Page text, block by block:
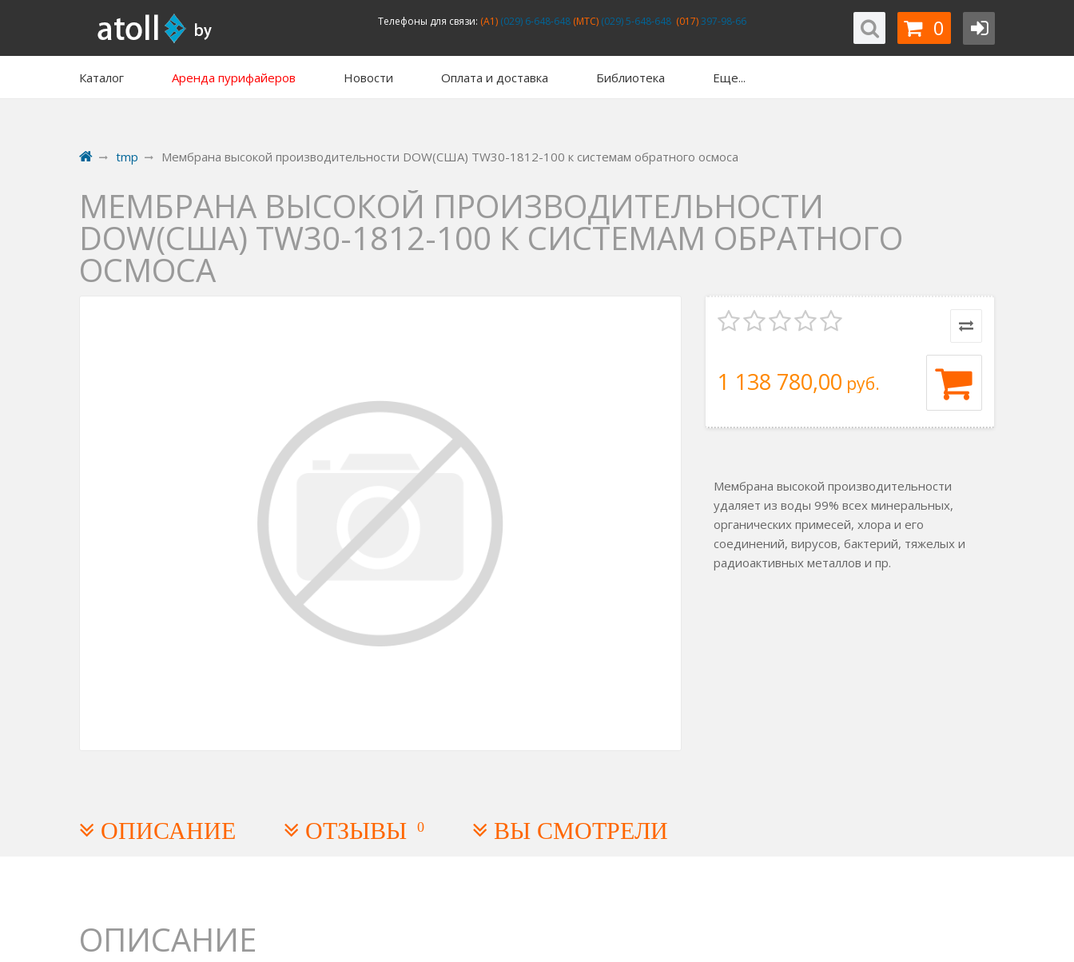
Телефоны для связи: (A1)(029) 6-648-648(MTC)(029) 5-648-648 (017)397-98-66 0
Каталог Аренда пурифайеров Новости Оплата и доставка Библиотека Еще...
tmp Мембрана высокой производительности DOW(США) TW30-1812-100 к системам обратного осмоса
МЕМБРАНА ВЫСОКОЙ ПРОИЗВОДИТЕЛЬНОСТИ
DOW(США) TW30-1812-100 К СИСТЕМАМ ОБРАТНОГО
ОСМОСА
1 138 780,00 руб.
Мембрана высокой производительности
удаляет из воды 99% всех минеральных,
органических примесей, хлора и его
соединений, вирусов, бактерий, тяжелых и
радиоактивных металлов и пр.
ОПИСАНИЕ ОТЗЫВЫ 0 ВЫ СМОТРЕЛИ
ОПИСАНИЕ